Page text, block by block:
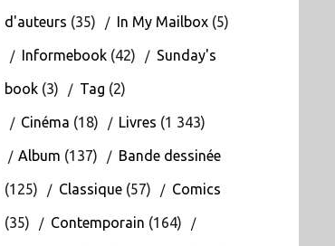
d'auteurs (35) In My Mailbox(5)
Informebook(42) Sunday's
book(3) Tag (2)
Cinéma (18) Livres (1 343)
Album (137) Bande dessinée
(125) Classique(57) Comics
(35) Contemporain (164)